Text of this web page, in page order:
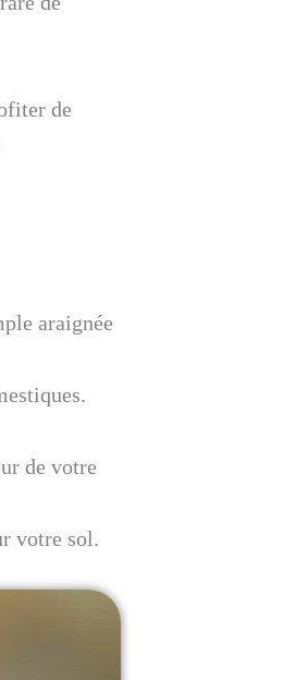
de
araignée
de votre
votre sol.